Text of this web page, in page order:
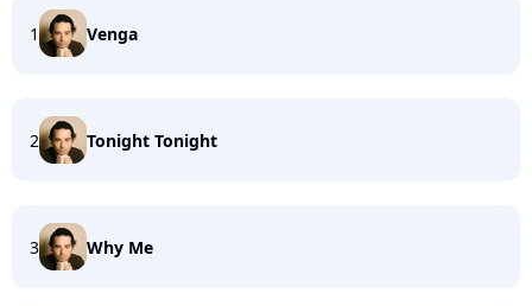
1 Venga
2 Tonight Tonight
3 Why Me